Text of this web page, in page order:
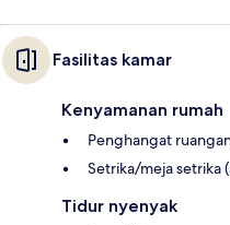
Fasilitas kamar
Kenyamanan rumah
Penghangat
Setrika/meja setrika
Tidur nyenyak